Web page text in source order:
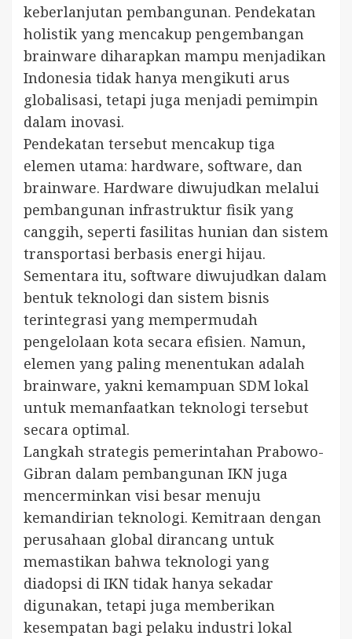
keberlanjutan pembangunan. Pendekatan
holistik yang mencakup pengembangan
brainware diharapkan mampu menjadikan
Indonesia tidak hanya mengikuti arus
globalisasi, tetapi juga menjadi pemimpin
dalam inovasi.
Pendekatan tersebut mencakup tiga
elemen utama: hardware, software, dan
brainware. Hardware diwujudkan melalui
pembangunan infrastruktur fisik yang
canggih, seperti fasilitas hunian dan sistem
transportasi berbasis energi hijau.
Sementara itu, software diwujudkan dalam
bentuk teknologi dan sistem bisnis
terintegrasi yang mempermudah
pengelolaan kota secara efisien. Namun,
elemen yang paling menentukan adalah
brainware, yakni kemampuan SDM lokal
untuk memanfaatkan teknologi tersebut
secara optimal.
Langkah strategis pemerintahan Prabowo-
Gibran dalam pembangunan IKN juga
mencerminkan visi besar menuju
kemandirian teknologi. Kemitraan dengan
perusahaan global dirancang untuk
memastikan bahwa teknologi yang
diadopsi di IKN tidak hanya sekadar
digunakan, tetapi juga memberikan
kesempatan bagi pelaku industri lokal